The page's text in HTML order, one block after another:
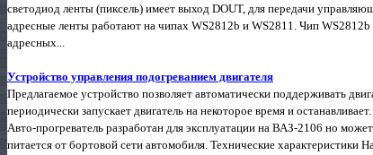
светодиод ленты (пиксель) имеет выход DOUT, для передачи
адресные ленты работают на чипах WS2812b и WS2811. Чип
адресных...
Устройство управления подогреванием двигателя
Предлагаемое устройство позволяет автоматически поддерживать
периодически запускает двигатель на некоторое время и
Авто-прогреватель разработан для эксплуатации на ВАЗ-2106 но
питается от бортовой сети автомобиля. Технические